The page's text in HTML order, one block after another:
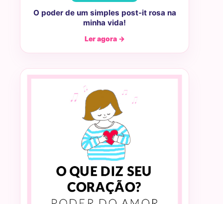
O poder de um simples post-it rosa na
minha vida!
Ler agora →